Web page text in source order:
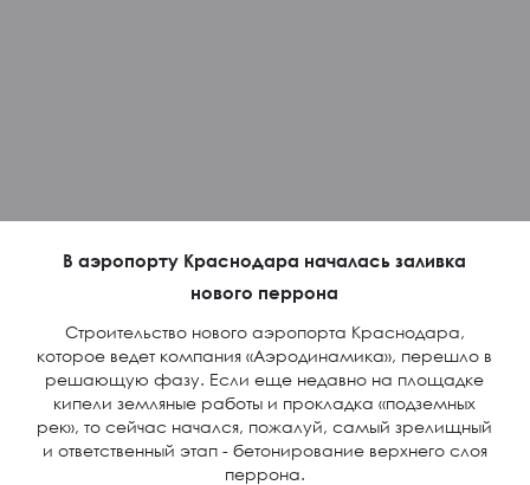
В аэропорту Краснодара началась заливка
нового перрона
Строительство нового аэропорта Краснодара,
которое ведет компания «Аэродинамика», перешло в
решающую фазу. Если еще недавно на площадке
кипели земляные работы и прокладка «подземных
рек», то сейчас начался, пожалуй, самый зрелищный
и ответственный этап - бетонирование верхнего слоя
перрона.